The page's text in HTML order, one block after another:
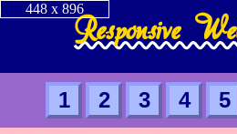
448 x 896
Responsive
1 2 3 4 5